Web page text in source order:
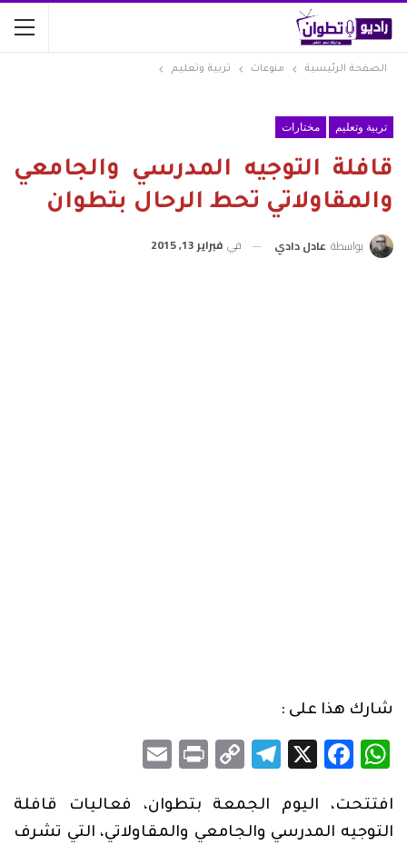
الصفحة الرئيسية منوعات تربية وتعليم
تربية وتعليم مختارات
قافلة التوجيه المدرسي والجامعي
والمقاولاتي تحط الرحال بتطوان
بواسطة عادل دادي في فبراير 13, 2015
شارك هذا على :
WhatsApp
Facebook
X
Telegram
Copy
Print
افتتحت، اليوم الجمعة بتطوان، فعاليات قافلة
التوجيه المدرسي والجامعي والمقاولاتي، التي تشرف